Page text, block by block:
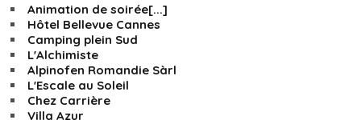
Animation de soirée[...]
Hôtel Bellevue Cannes
Camping plein Sud
L'Alchimiste
Alpinofen Romandie Sàrl
L'Escale au Soleil
Chez Carrière
Villa Azur